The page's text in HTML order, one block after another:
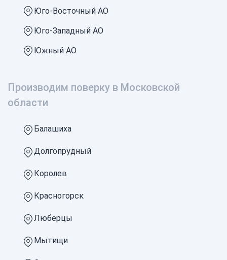
Юго-Восточный АО
Юго-Западный АО
Южный АО
Производим поверку в Московской
области
Балашиха
Долгопрудный
Королев
Красногорск
Люберцы
Мытищи